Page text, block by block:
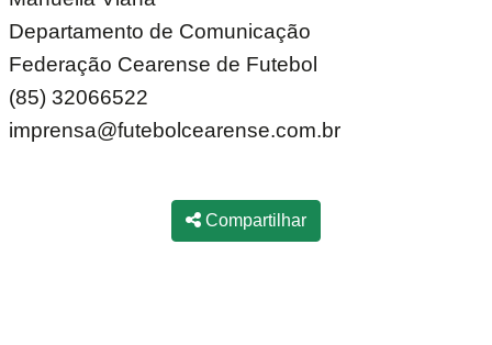
Departamento de Comunicação
Federação Cearense de Futebol
(85) 32066522
imprensa@futebolcearense.com.br
Compartilhar